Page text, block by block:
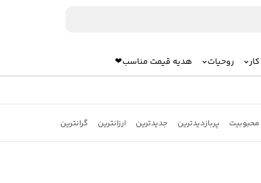
کار روحیات هدیه قیمت مناسب❤
محبوبیت پربازدیدترین جدیدترین ارزانترین گرانترین